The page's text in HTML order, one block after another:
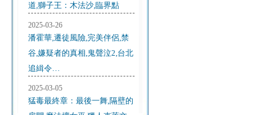
道,獅子王：木法沙,臨界點
2025-03-26
潘霍華,遷徒風險,完美伴侶,禁
谷,嫌疑者的真相,鬼聲泣2,台北
追緝令…
2025-03-05
猛毒最終章：最後一舞,隔壁的